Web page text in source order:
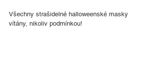
Všechny strašidelné halloweenské masky
vítány, nikoliv podmínkou!